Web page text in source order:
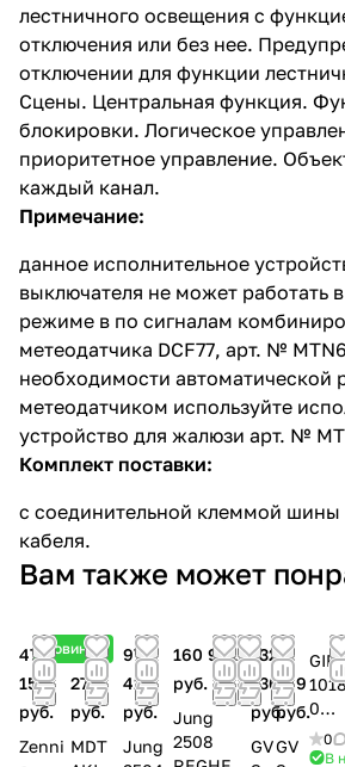
лестничного освещения с
отключения или без нее.
отключении для функции
Сцены. Центральная функция.
блокировки. Логическое
приоритетное управление.
каждый канал.
Примечание:
данное исполнительное
выключателя не может работать
режиме в по сигналам
метеодатчика DCF77, арт. №
необходимости автоматической
метеодатчиком используйте
устройство для жалюзи арт. №
Комплект поставки:
с соединительной клеммой
кабеля.
Вам также может
Новинка
47
153
руб.
Zenni
115
274
руб.
MDT
97
415
руб.
Jung
160 941
руб.
Jung
2508
132
736
руб.
GV
32
349
руб.
GV
0
ор
0
В